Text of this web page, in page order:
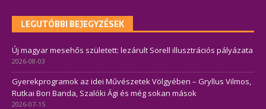
LEGUTÓBBI BEJEGYZÉSEK
Új magyar mesehős született: lezárult Sorell illusztrációs pályázata
2026-08-03
Gyerekprogramok az idei Művészetek Völgyében – Gryllus Vilmos,
Rutkai Bori Banda, Szalóki Ági és még sokan mások
2026-07-15